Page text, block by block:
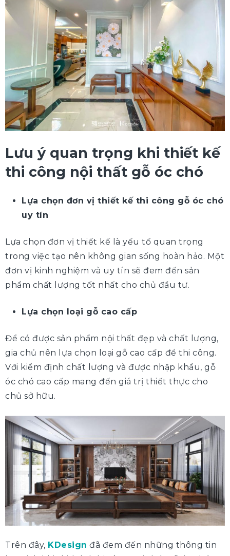
Lưu ý quan trọng khi thiết kế
thi công nội thất gỗ óc chó
Lựa chọn đơn vị thiết kế thi công gỗ óc chó
uy tín
Lựa chọn đơn vị thiết kế là yếu tố quan trọng
trong việc tạo nên không gian sống hoàn hảo. Một
đơn vị kinh nghiệm và uy tín sẽ đem đến sản
phẩm chất lượng tốt nhất cho chủ đầu tư.
Lựa chọn loại gỗ cao cấp
Để có được sản phẩm nội thất đẹp và chất lượng,
gia chủ nên lựa chọn loại gỗ cao cấp để thi công.
Với kiểm định chất lượng và được nhập khẩu, gỗ
óc chó cao cấp mang đến giá trị thiết thực cho
chủ sở hữu.
Trên đây, KDesign đã đem đến những thông tin